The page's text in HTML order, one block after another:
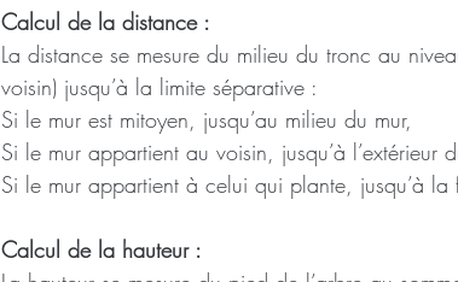
Calcul de la distance :
La distance se mesure du milieu du tronc au
voisin) jusqu’à la limite séparative :
Si le mur est mitoyen, jusqu’au milieu du mur,
Si le mur appartient au voisin, jusqu’à l’extérieur
Si le mur appartient à celui qui plante, jusqu’à la
Calcul de la hauteur :